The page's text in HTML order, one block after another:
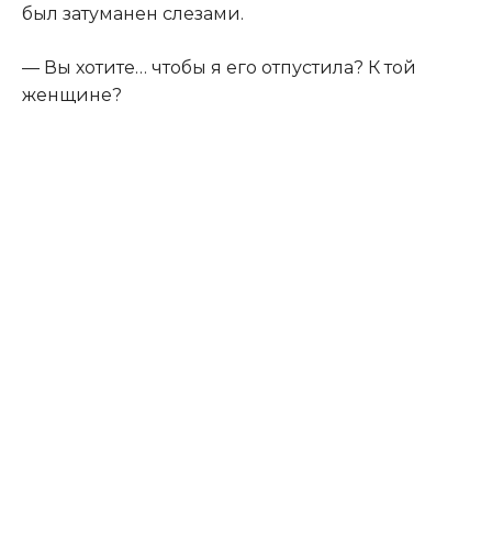
был затуманен слезами.
— Вы хотите… чтобы я его отпустила? К той
женщине?